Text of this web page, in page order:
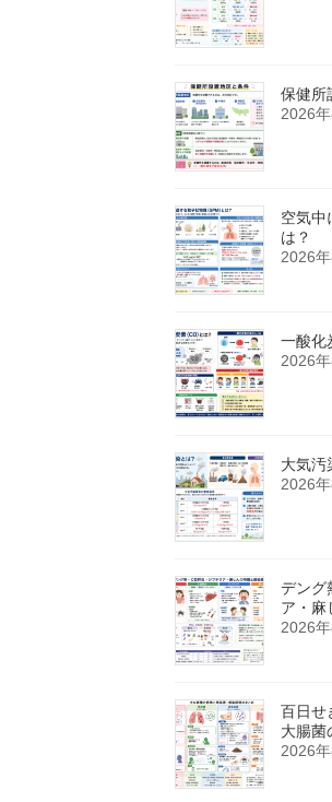
保健所
2026
空気中
は？
2026
一酸化
2026
大気汚
2026
デング
ア・麻
2026
百日せ
大腸菌
2026